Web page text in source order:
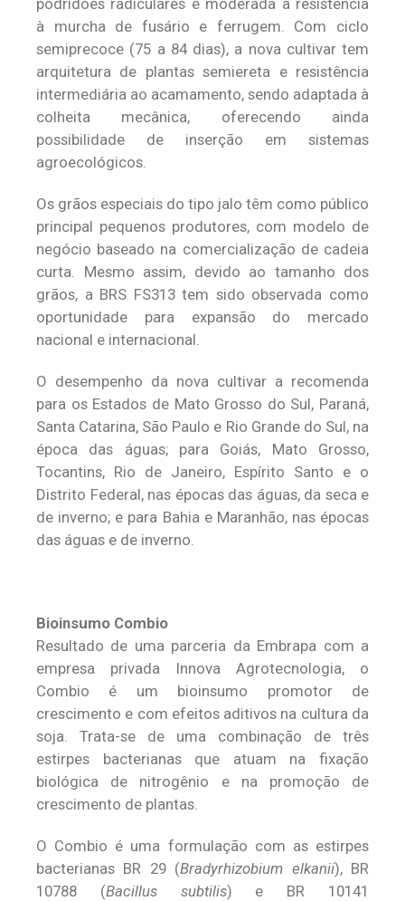
podridões radiculares e moderada a resistência
à murcha de fusário e ferrugem. Com ciclo
semiprecoce (75 a 84 dias), a nova cultivar tem
arquitetura de plantas semiereta e resistência
intermediária ao acamamento, sendo adaptada à
colheita mecânica, oferecendo ainda
possibilidade de inserção em sistemas
agroecológicos.
Os grãos especiais do tipo jalo têm como público
principal pequenos produtores, com modelo de
negócio baseado na comercialização de cadeia
curta. Mesmo assim, devido ao tamanho dos
grãos, a BRS FS313 tem sido observada como
oportunidade para expansão do mercado
nacional e internacional.
O desempenho da nova cultivar a recomenda
para os Estados de Mato Grosso do Sul, Paraná,
Santa Catarina, São Paulo e Rio Grande do Sul, na
época das águas; para Goiás, Mato Grosso,
Tocantins, Rio de Janeiro, Espírito Santo e o
Distrito Federal, nas épocas das águas, da seca e
de inverno; e para Bahia e Maranhão, nas épocas
das águas e de inverno.
Bioinsumo Combio
Resultado de uma parceria da Embrapa com a
empresa privada Innova Agrotecnologia, o
Combio é um bioinsumo promotor de
crescimento e com efeitos aditivos na cultura da
soja. Trata-se de uma combinação de três
estirpes bacterianas que atuam na fixação
biológica de nitrogênio e na promoção de
crescimento de plantas.
O Combio é uma formulação com as estirpes
bacterianas BR 29 (Bradyrhizobium elkanii), BR
10788 (Bacillus subtilis) e BR 10141